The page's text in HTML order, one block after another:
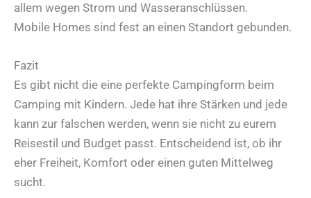
allem wegen Strom und Wasseranschlüssen.
Mobile Homes sind fest an einen Standort gebunden.
Fazit
Es gibt nicht die eine perfekte Campingform beim
Camping mit Kindern. Jede hat ihre Stärken und jede
kann zur falschen werden, wenn sie nicht zu eurem
Reisestil und Budget passt. Entscheidend ist, ob ihr
eher Freiheit, Komfort oder einen guten Mittelweg
sucht.